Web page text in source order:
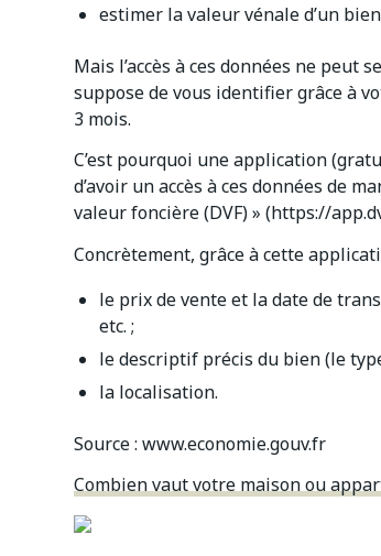
estimer la valeur vénale d’un
Mais l’accès à ces données ne peut
suppose de vous identifier grâce à
3 mois.
C’est pourquoi une application
d’avoir un accès à ces données de
valeur foncière (DVF) » (https://
Concrètement, grâce à cette
le prix de vente et la date de
etc. ;
le descriptif précis du bien (le
la localisation.
Source : www.economie.gouv.fr
Combien vaut votre maison ou